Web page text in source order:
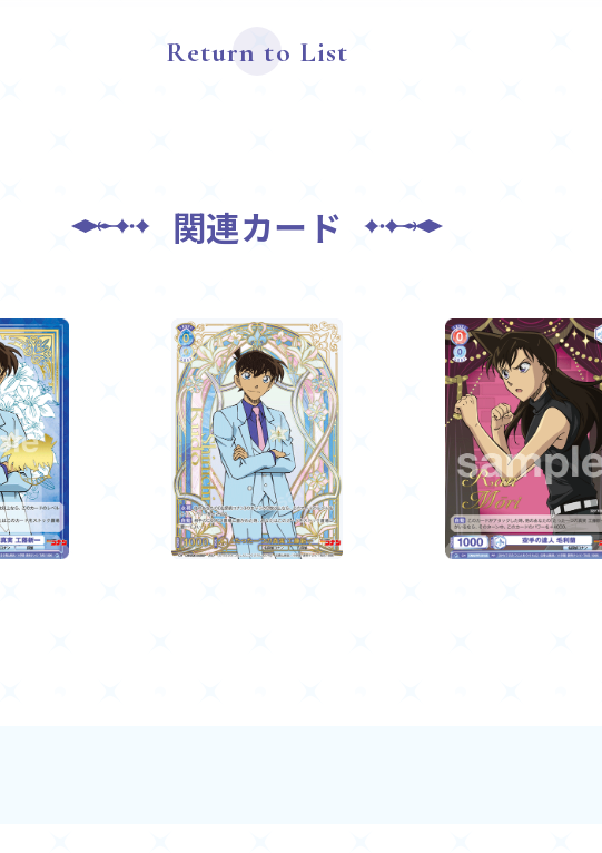
Return to List
関連カード